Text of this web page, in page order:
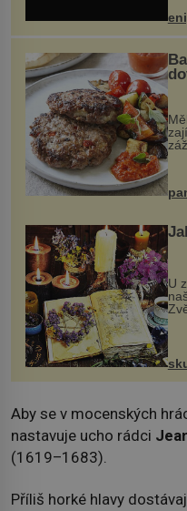
...
U
na
Aby se v mocenských
nastavuje ucho rádci
(1619–1683).
Příliš horké hlavy